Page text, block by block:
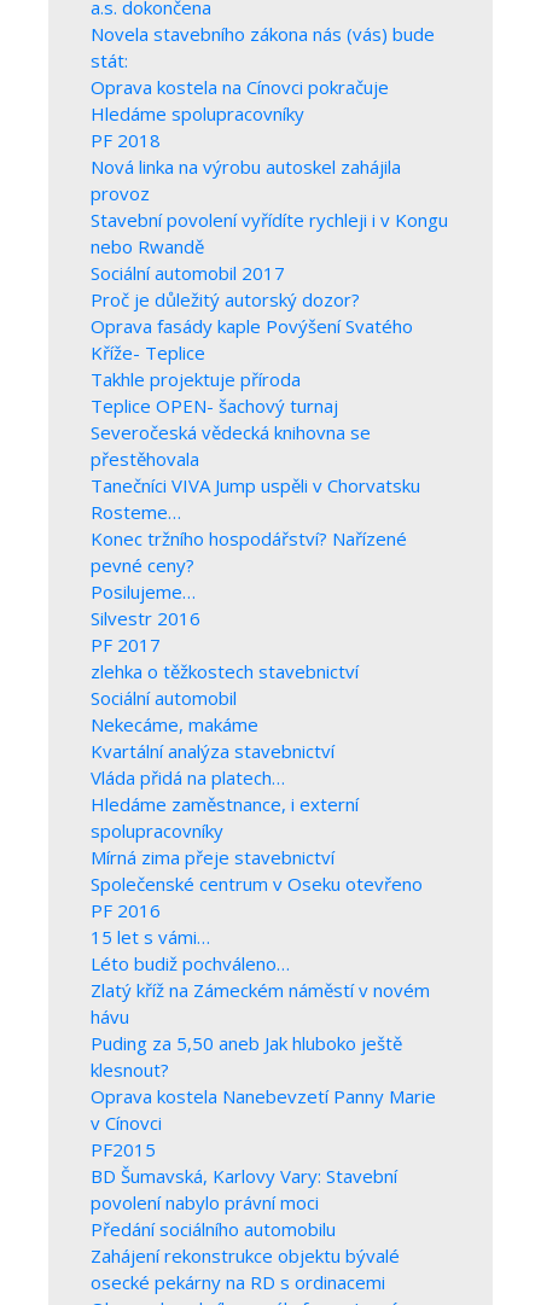
a.s. dokončena
Novela stavebního zákona nás (vás) bude
stát:
Oprava kostela na Cínovci pokračuje
Hledáme spolupracovníky
PF 2018
Nová linka na výrobu autoskel zahájila
provoz
Stavební povolení vyřídíte rychleji i v Kongu
nebo Rwandě
Sociální automobil 2017
Proč je důležitý autorský dozor?
Oprava fasády kaple Povýšení Svatého
Kříže- Teplice
Takhle projektuje příroda
Teplice OPEN- šachový turnaj
Severočeská vědecká knihovna se
přestěhovala
Tanečníci VIVA Jump uspěli v Chorvatsku
Rosteme…
Konec tržního hospodářství? Nařízené
pevné ceny?
Posilujeme…
Silvestr 2016
PF 2017
zlehka o těžkostech stavebnictví
Sociální automobil
Nekecáme, makáme
Kvartální analýza stavebnictví
Vláda přidá na platech…
Hledáme zaměstnance, i externí
spolupracovníky
Mírná zima přeje stavebnictví
Společenské centrum v Oseku otevřeno
PF 2016
15 let s vámi…
Léto budiž pochváleno…
Zlatý kříž na Zámeckém náměstí v novém
hávu
Puding za 5,50 aneb Jak hluboko ještě
klesnout?
Oprava kostela Nanebevzetí Panny Marie
v Cínovci
PF2015
BD Šumavská, Karlovy Vary: Stavební
povolení nabylo právní moci
Předání sociálního automobilu
Zahájení rekonstrukce objektu bývalé
osecké pekárny na RD s ordinacemi